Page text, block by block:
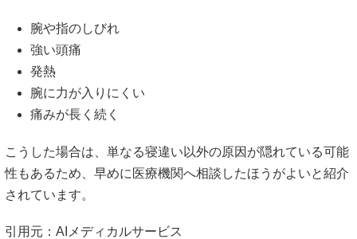
腕や指のしびれ
強い頭痛
発熱
腕に力が入りにくい
痛みが長く続く
こうした場合は、単なる寝違い以外の原因が隠れている可能
性もあるため、早めに医療機関へ相談したほうがよいと紹介
されています。
引用元：AIメディカルサービス